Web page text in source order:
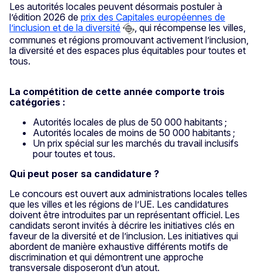
Les autorités locales peuvent désormais postuler à
l’édition 2026 de prix des Capitales européennes de
l’inclusion et de la diversité
, qui récompense les villes,
communes et régions promouvant activement l’inclusion,
la diversité et des espaces plus équitables pour toutes et
tous.
La compétition de cette année comporte trois
catégories :
Autorités locales de plus de 50 000 habitants ;
Autorités locales de moins de 50 000 habitants ;
Un prix spécial sur les marchés du travail inclusifs
pour toutes et tous.
Qui peut poser sa candidature ?
Le concours est ouvert aux administrations locales telles
que les villes et les régions de l’UE. Les candidatures
doivent être introduites par un représentant officiel. Les
candidats seront invités à décrire les initiatives clés en
faveur de la diversité et de l’inclusion. Les initiatives qui
abordent de manière exhaustive différents motifs de
discrimination et qui démontrent une approche
transversale disposeront d’un atout.